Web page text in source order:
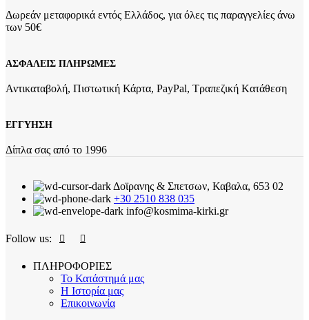
Δωρεάν μεταφορικά εντός Ελλάδος, για όλες τις παραγγελίες άνω
των 50€
ΑΣΦΑΛΕΙΣ ΠΛΗΡΩΜΕΣ
Αντικαταβολή, Πιστωτική Κάρτα, PayPal, Τραπεζική Kατάθεση
ΕΓΓΥΗΣΗ
Δίπλα σας από το 1996
Δοϊρανης & Σπετσων, Καβαλα, 653 02
+30 2510 838 035
info@kosmima-kirki.gr
Follow us:
ΠΛΗΡΟΦΟΡΙΕΣ
Το Κατάστημά μας
Η Ιστορία μας
Επικοινωνία